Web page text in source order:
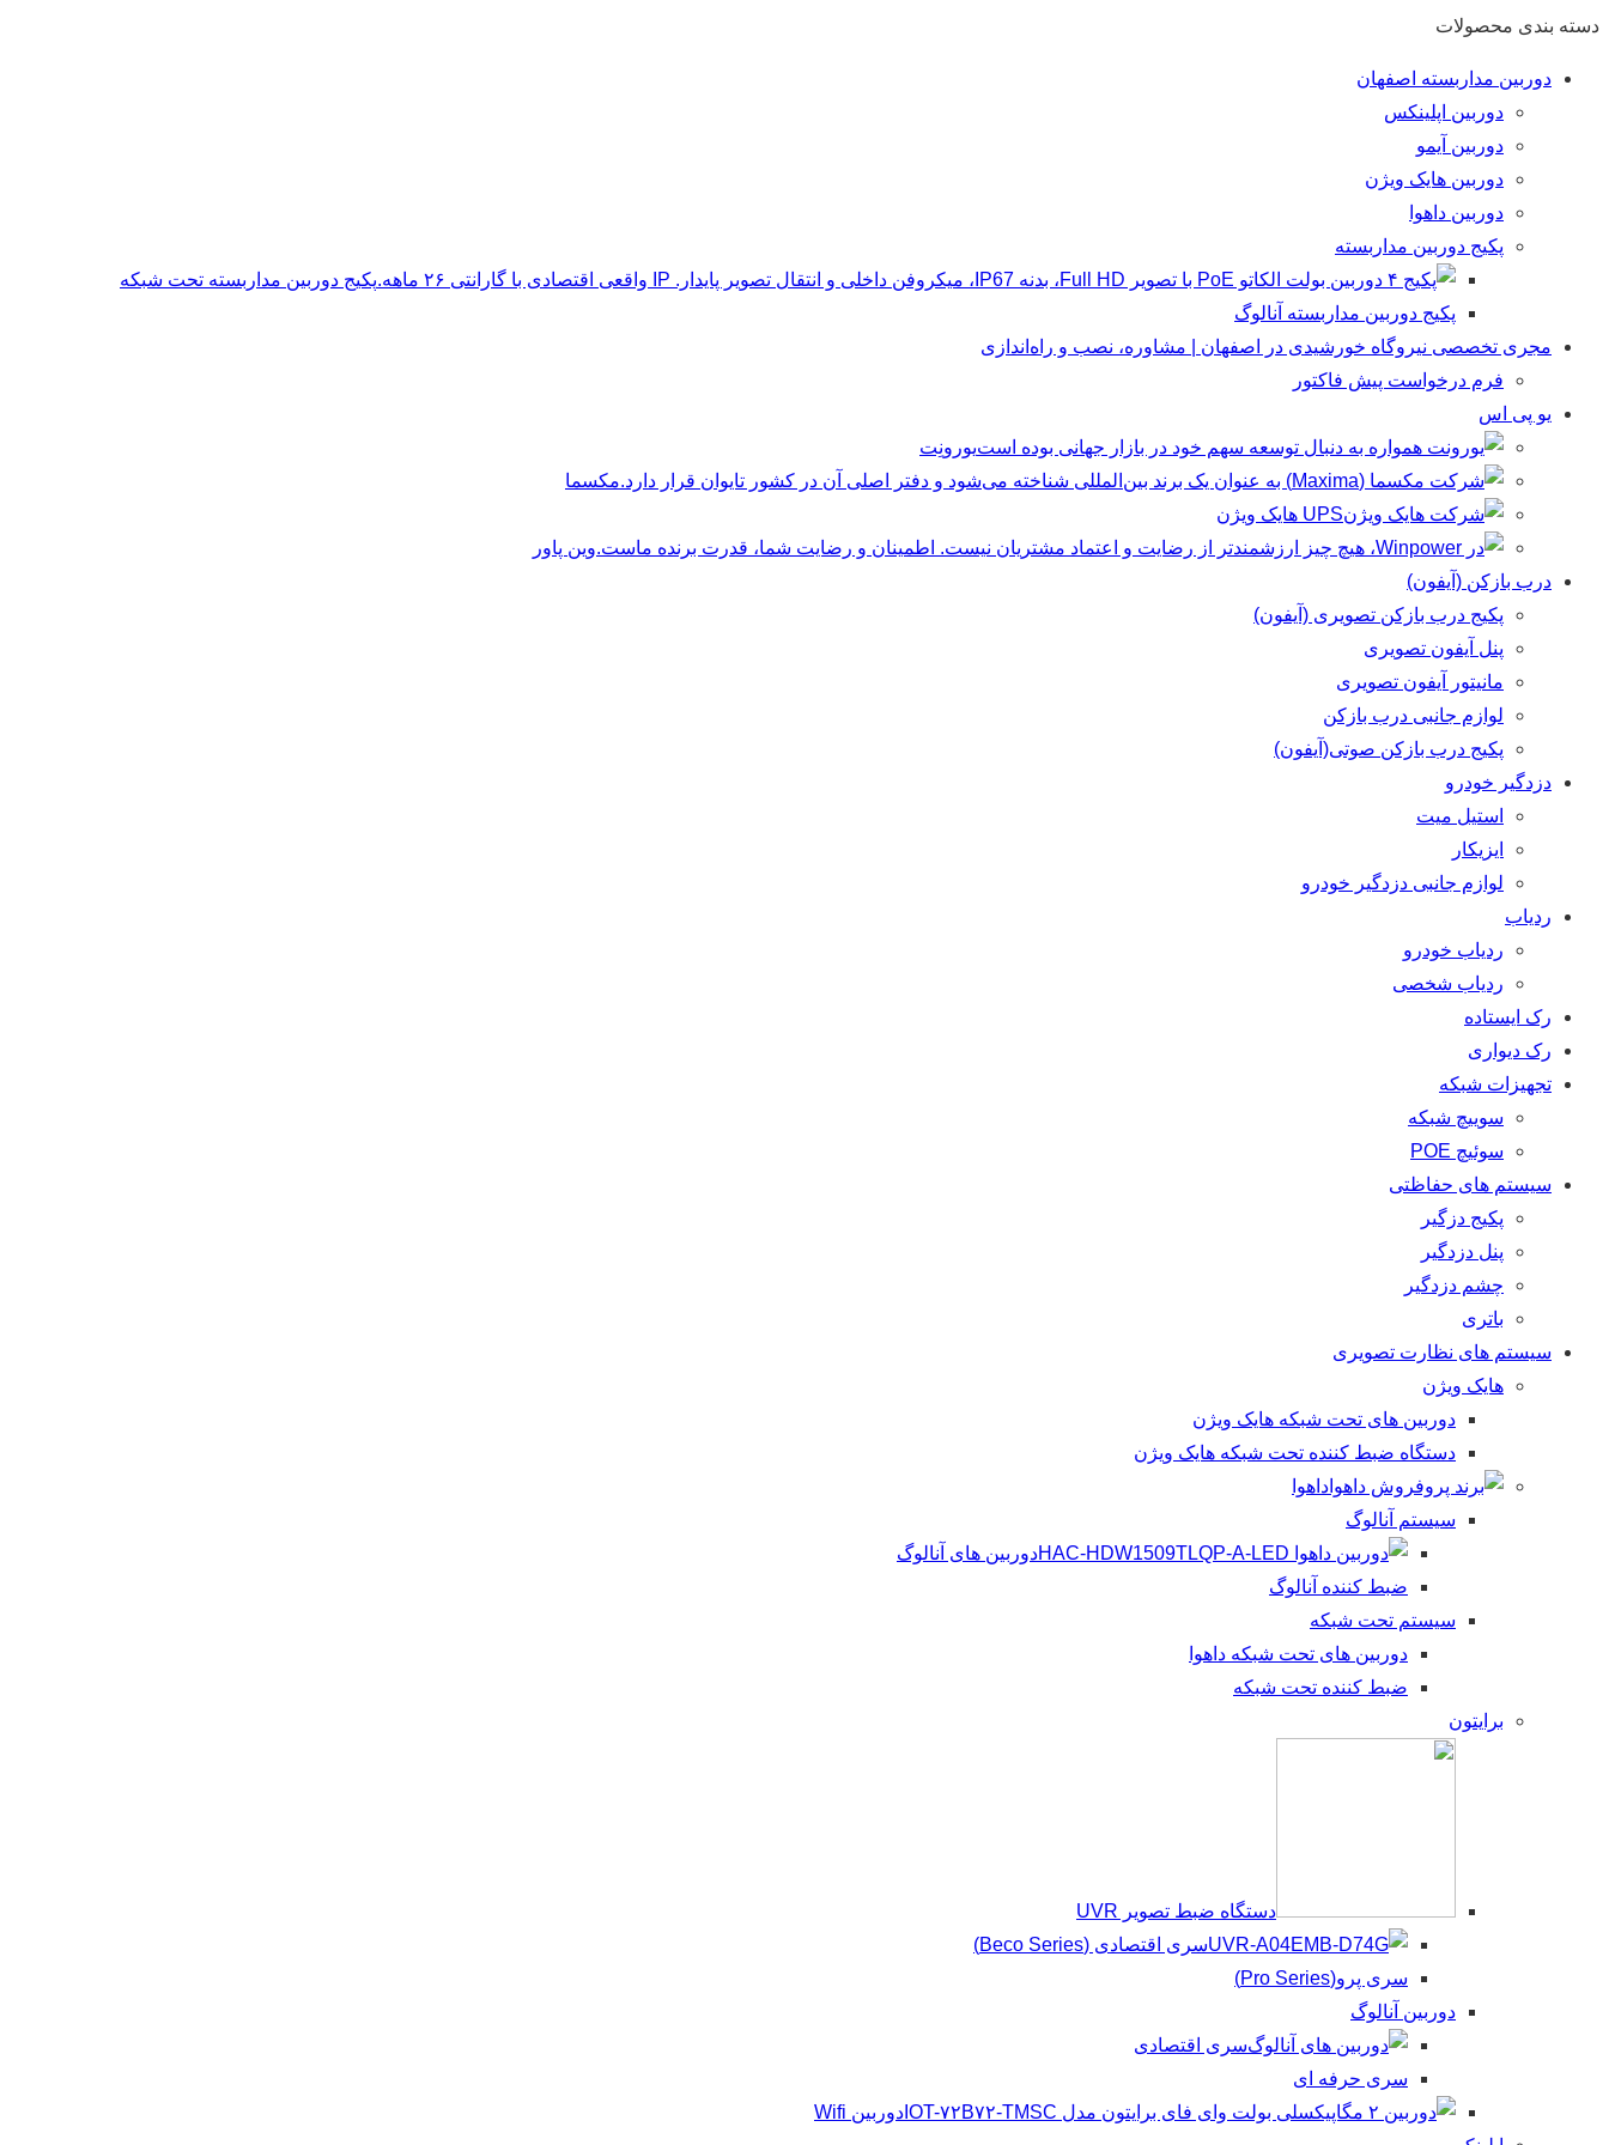
دسته بندی محصولات
دوربین مداربسته اصفهان
دوربین اپلینکس
دوربین آیمو
دوربین هایک ویژن
دوربین داهوا
پکیج دوربین مداربسته
پکیج دوربین مداربسته تحت شبکه
پکیج دوربین مداربسته آنالوگ
مجری تخصصی نیروگاه خورشیدی در اصفهان | مشاوره، نصب و راه‌اندازی
فرم درخواست پیش فاکتور
یو پی اس
یورونِت
مکسما
UPS هایک ویژن
وین پاور
درب بازکن (آیفون)
پکیج درب بازکن تصویری (آیفون)
پنل آیفون تصویری
مانیتور آیفون تصویری
لوازم جانبی درب بازکن
پکیج درب بازکن صوتی(آیفون)
دزدگیر خودرو
استیل میت
ایزیکار
لوازم جانبی دزدگیر خودرو
ردیاب
ردیاب خودرو
ردیاب شخصی
رک ایستاده
رک دیواری
تجهیزات شبکه
سوییچ شبکه
سوئیچ POE
سیستم های حفاظتی
پکیج دزگیر
پنل دزدگیر
چشم دزدگیر
باتری
سیستم های نظارت تصویری
هایک ویژن
دوربین های تحت شبکه هایک ویژن
دستگاه ضبط کننده تحت شبکه هایک ویژن
داهوا
سیستم آنالوگ
دوربین های آنالوگ
ضبط کننده آنالوگ
سیستم تحت شبکه
دوربین های تحت شبکه داهوا
ضبط کننده تحت شبکه
برایتون
دستگاه ضبط تصویر UVR
سری اقتصادی (Beco Series)
سری پرو(Pro Series)
دوربین آنالوگ
سری اقتصادی
سری حرفه ای
دوربین Wifi